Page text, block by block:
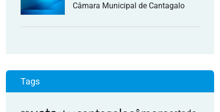
Câmara Municipal de Cantagalo
Tags